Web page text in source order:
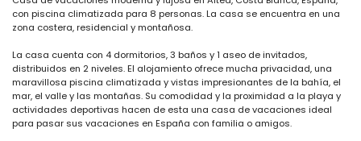
con piscina climatizada para 8 personas. La casa se encuentra en una
zona costera, residencial y montañosa.
La casa cuenta con 4 dormitorios, 3 baños y 1 aseo de invitados,
distribuidos en 2 niveles. El alojamiento ofrece mucha privacidad, una
maravillosa piscina climatizada y vistas impresionantes de la bahía, el
mar, el valle y las montañas. Su comodidad y la proximidad a la playa y
actividades deportivas hacen de esta una casa de vacaciones ideal
para pasar sus vacaciones en España con familia o amigos.